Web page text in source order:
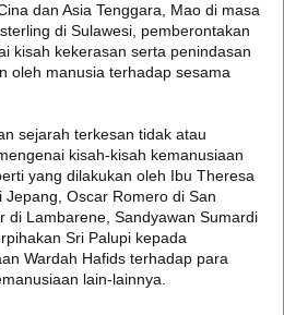
dan Asia Tenggara, Mao di masa
di Sulawesi, pemberontakan
kisah kekerasan serta penindasan
oleh manusia terhadap sesama
sejarah terkesan tidak atau
kisah-kisah kemanusiaan
yang dilakukan oleh Ibu Theresa
Oscar Romero di San
di Lambarene, Sandyawan Sumardi
Sri Palupi kepada
Wardah Hafids terhadap para
lain-lainnya.